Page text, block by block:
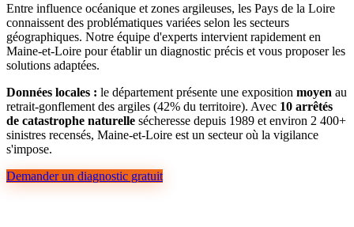
Entre influence océanique et zones argileuses, les Pays de la Loire
connaissent des problématiques variées selon les secteurs
géographiques. Notre équipe d'experts intervient rapidement en
Maine-et-Loire pour établir un diagnostic précis et vous proposer les
solutions adaptées.
Données locales : le département présente une exposition moyen au
retrait-gonflement des argiles (42% du territoire). Avec 10 arrêtés
de catastrophe naturelle sécheresse depuis 1989 et environ 2 400+
sinistres recensés, Maine-et-Loire est un secteur où la vigilance
s'impose.
Demander un diagnostic gratuit